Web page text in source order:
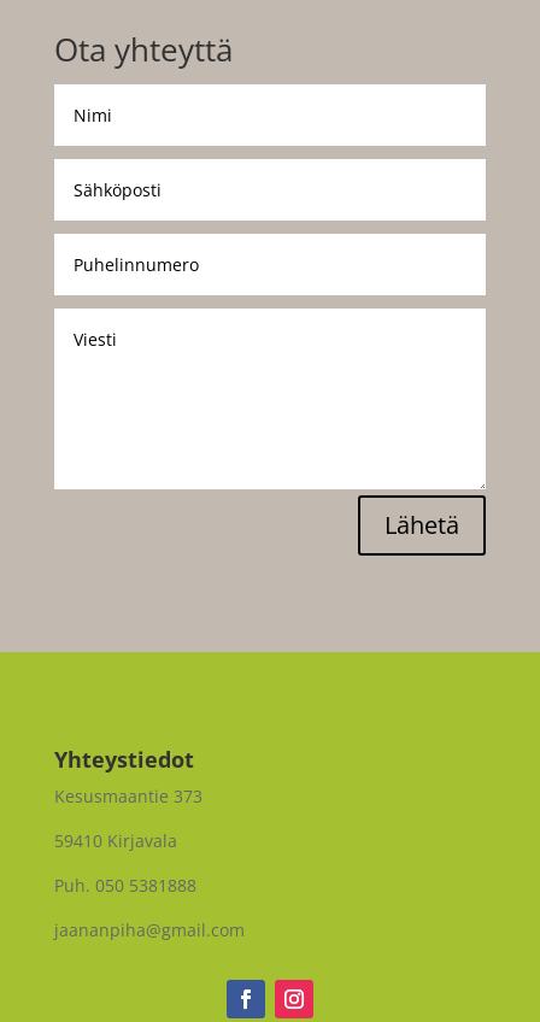
59410 Kirjavala
Puh. 050 5381888
jaananpiha@gmail.com